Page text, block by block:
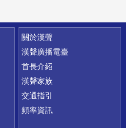
關於漢聲
漢聲廣播電臺
首長介紹
漢聲家族
交通指引
頻率資訊